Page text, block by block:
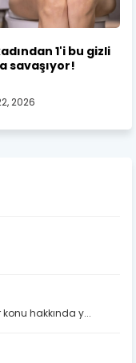
1'i bu gizli
savaşıyor!
2026
hakkında y...